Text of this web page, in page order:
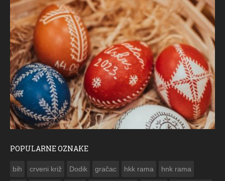
POPULARNE OZNAKE
bih crveni križ Dodik gračac hkk rama hnk rama